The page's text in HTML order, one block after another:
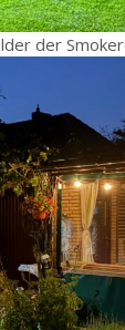
der